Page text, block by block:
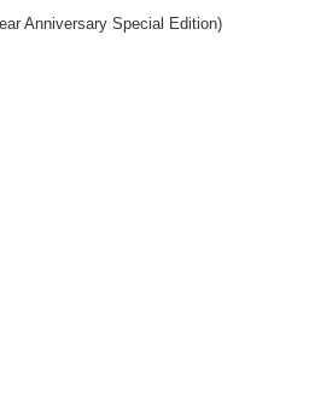
證，即可結帳。
額後，即可完成結帳。
點擊此簡訊中的連結，可透過四大超商／
付款，方視為交易完成。
上)免運費
Anniversary Special Edition)